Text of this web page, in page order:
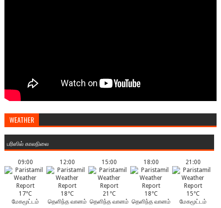
WEATHER
பரிஸில் காலநிலை
09:00
17°C
மேகமூட்டம்
12:00
18°C
தெளிந்த வானம்
15:00
21°C
தெளிந்த வானம்
18:00
18°C
தெளிந்த வானம்
21:00
15°C
மேகமூட்டம்